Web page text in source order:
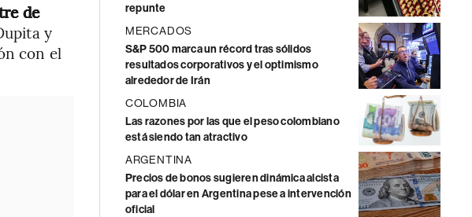
de
y
con el
repunte
MERCADOS
S&P 500 marca un récord tras sólidos
resultados corporativos y el optimismo
alrededor de Irán
COLOMBIA
Las razones por las que el peso colombiano
está siendo tan atractivo
ARGENTINA
Precios de bonos sugieren dinámica alcista
para el dólar en Argentina pese a intervención
oficial